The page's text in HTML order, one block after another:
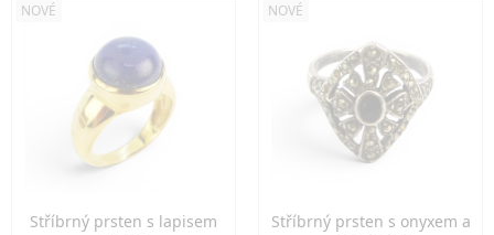
NOVÉ
Stříbrný prsten s lapisem
NOVÉ
Stříbrný prsten s onyxem a